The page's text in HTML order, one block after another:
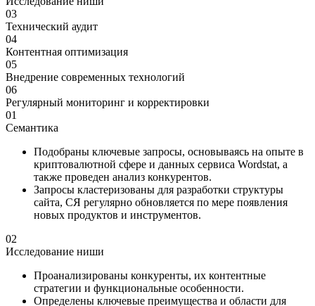
03
Технический аудит
04
Контентная оптимизация
05
Внедрение современных технологий
06
Регулярный мониторинг и корректировки
01
Семантика
Подобраны ключевые запросы, основываясь на опыте в
криптовалютной сфере и данных сервиса Wordstat, а
также проведен анализ конкурентов.
Запросы кластеризованы для разработки структуры
сайта, СЯ регулярно обновляется по мере появления
новых продуктов и инструментов.
02
Исследование ниши
Проанализированы конкуренты, их контентные
стратегии и функциональные особенности.
Определены ключевые преимущества и области для